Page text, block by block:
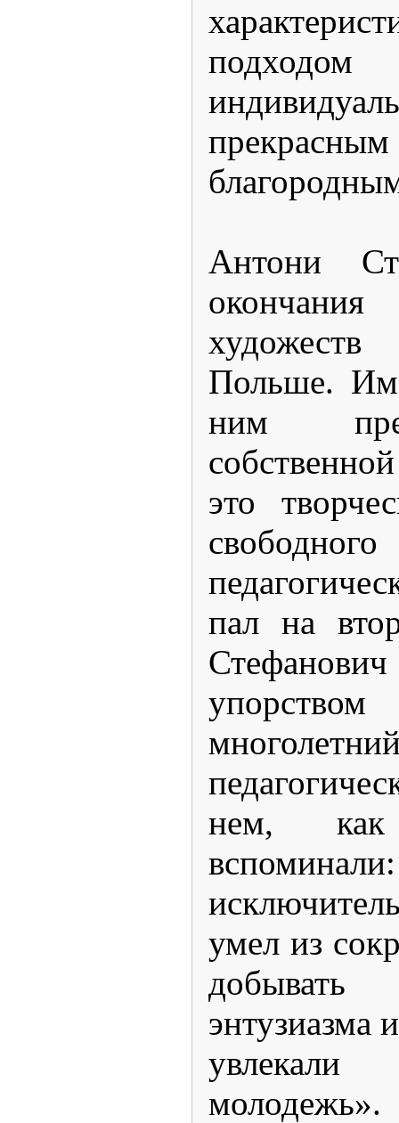
Антони
Польше.
ним
это
пал на
нем,
умел из
энтузиазма
молодежь».